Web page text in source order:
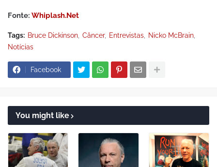
Fonte: Whiplash.Net
Tags: Bruce Dickinson Câncer Entrevistas
Nicko McBrain
Notícias
Facebook
You might like